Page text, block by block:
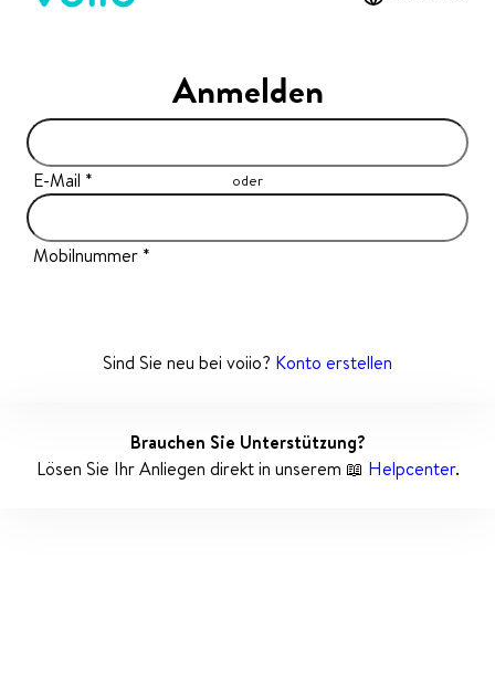
Anmelden
E-Mail oder
Mobilnummer
Sind Sie neu bei voiio? Konto erstellen
Brauchen Sie Unterstützung?
Lösen Sie Ihr Anliegen direkt in unserem 📖 Helpcenter.